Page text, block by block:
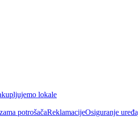
lokale
potrošačaReklamacijeOsiguranje